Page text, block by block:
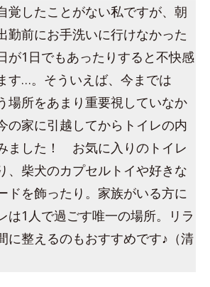
覚したことがない私ですが、朝
勤前にお手洗いに行けなかった
が1日でもあったりすると不快感
す…。そういえば、今までは
場所をあまり重要視していなか
の家に引越してからトイレの内
ました！ お気に入りのトイレ
、柴犬のカプセルトイや好きな
ドを飾ったり。家族がいる方に
は1人で過ごす唯一の場所。リラ
に整えるのもおすすめです♪（清